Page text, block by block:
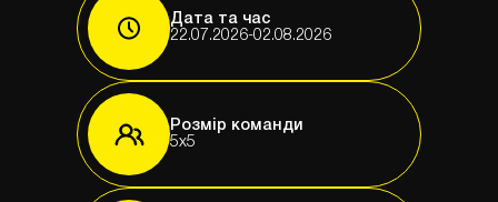
Дата та час
22.07.2026-02.08.2026
Розмір команди
5х5